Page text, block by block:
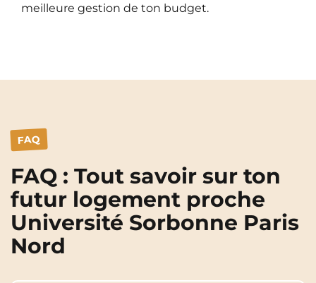
meilleure gestion de ton budget.
FAQ
FAQ : Tout savoir sur ton
futur logement proche
Université Sorbonne Paris
Nord